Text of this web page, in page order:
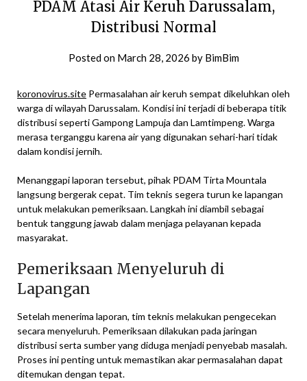
PDAM Atasi Air Keruh Darussalam,
Distribusi Normal
Posted on March 28, 2026 by BimBim
koronovirus.site Permasalahan air keruh sempat dikeluhkan oleh
warga di wilayah Darussalam. Kondisi ini terjadi di beberapa titik
distribusi seperti Gampong Lampuja dan Lamtimpeng. Warga
merasa terganggu karena air yang digunakan sehari-hari tidak
dalam kondisi jernih.
Menanggapi laporan tersebut, pihak PDAM Tirta Mountala
langsung bergerak cepat. Tim teknis segera turun ke lapangan
untuk melakukan pemeriksaan. Langkah ini diambil sebagai
bentuk tanggung jawab dalam menjaga pelayanan kepada
masyarakat.
Pemeriksaan Menyeluruh di
Lapangan
Setelah menerima laporan, tim teknis melakukan pengecekan
secara menyeluruh. Pemeriksaan dilakukan pada jaringan
distribusi serta sumber yang diduga menjadi penyebab masalah.
Proses ini penting untuk memastikan akar permasalahan dapat
ditemukan dengan tepat.